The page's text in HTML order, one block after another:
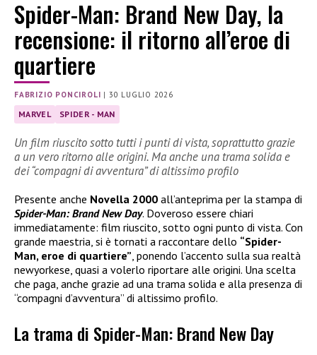
Spider-Man: Brand New Day, la
recensione: il ritorno all’eroe di
quartiere
FABRIZIO PONCIROLI | 30 LUGLIO 2026
MARVEL SPIDER - MAN
Un film riuscito sotto tutti i punti di vista, soprattutto grazie
a un vero ritorno alle origini. Ma anche una trama solida e
dei “compagni di avventura” di altissimo profilo
Presente anche Novella 2000 all’anteprima per la stampa di
Spider-Man: Brand New Day. Doveroso essere chiari
immediatamente: film riuscito, sotto ogni punto di vista. Con
grande maestria, si è tornati a raccontare dello “Spider-
Man, eroe di quartiere” , ponendo l’accento sulla sua realtà
newyorkese, quasi a volerlo riportare alle origini. Una scelta
che paga, anche grazie ad una trama solida e alla presenza di
“compagni d’avventura” di altissimo profilo.
La trama di Spider-Man: Brand New Day